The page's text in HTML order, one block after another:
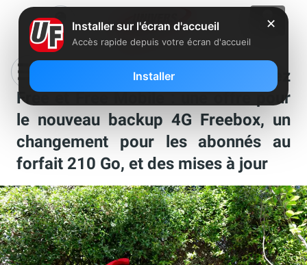
Les nouveautés de la semaine chez
Free et Free Mobile : une offre pour
le nouveau backup 4G Freebox, un
changement pour les abonnés au
forfait 210 Go, et des mises à jour
✕
Installer sur l'écran d'accueil
Accès rapide depuis votre écran d'accueil
Installer